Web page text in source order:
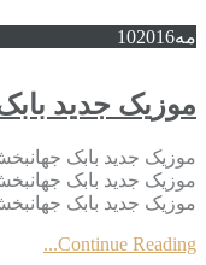
مه 102016
موزیک جدید
موزیک جدید بابک
موزیک جدید بابک
موزیک جدید بابک
Continue Reading...